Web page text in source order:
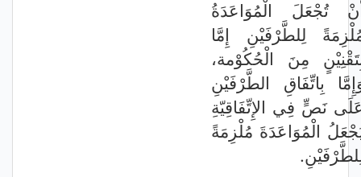
تُجْعَلَ الْمُوَاعَدَةُ
لِلطَّرْفَيْنِ إِمَّا
مِنَ الْحُكُوْمة،
بِاتِّفَاقِ الطَّرْفَيْنِ
نَصٍّ فِي الإِتِّفَاقِيّةِ
الْمُوَاعَدَةَ مُلْزِمَةً